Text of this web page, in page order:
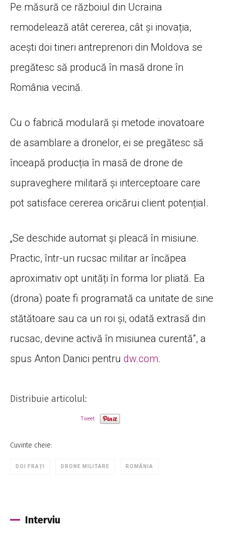
Pe măsură ce războiul din Ucraina
remodelează atât cererea, cât și inovația,
acești doi tineri antreprenori din Moldova se
pregătesc să producă în masă drone în
România vecină.
Cu o fabrică modulară și metode inovatoare
de asamblare a dronelor, ei se pregătesc să
înceapă producția în masă de drone de
supraveghere militară și interceptoare care
pot satisface cererea oricărui client potențial.
„Se deschide automat și pleacă în misiune.
Practic, într-un rucsac militar ar încăpea
aproximativ opt unități în forma lor pliată. Ea
(drona) poate fi programată ca unitate de sine
stătătoare sau ca un roi și, odată extrasă din
rucsac, devine activă în misiunea curentă”, a
spus Anton Danici pentru dw.com.
Distribuie articolul:
Tweet
Cuvinte cheie:
DOI FRAȚI DRONE MILITARE ROMÂNIA
Interviu